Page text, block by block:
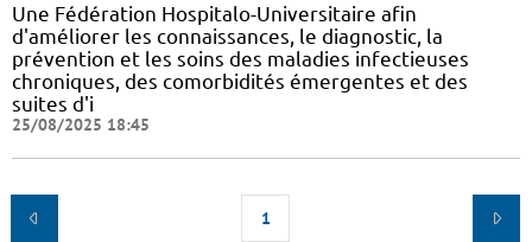
Une Fédération Hospitalo-Universitaire afin
d'améliorer les connaissances, le diagnostic, la
prévention et les soins des maladies infectieuses
chroniques, des comorbidités émergentes et des
suites d'i
25/08/2025 18:45
1